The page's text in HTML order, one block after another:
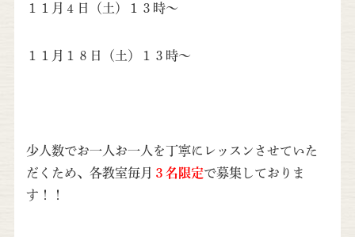
１１月４日（土）１３時～
１１月１８日（土）１３時～
少人数でお一人お一人を丁寧にレッスンさせていた
だくため、各教室毎月 ３名限定で募集しておりま
す！！